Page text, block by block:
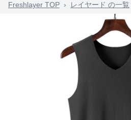
Freshlayer TOP › レイヤード の一覧